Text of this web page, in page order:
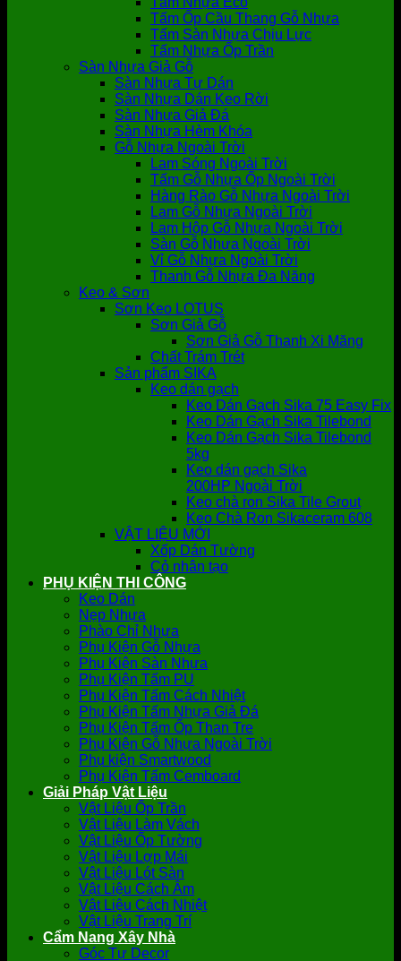
Tấm Ốp Cầu Thang Gỗ Nhựa
Tấm Sàn Nhựa Chịu Lực
Tấm Nhựa Ốp Trần
Sàn Nhựa Giả Gỗ
Sàn Nhựa Tự Dán
Sàn Nhựa Dán Keo Rời
Sàn Nhựa Giả Đá
Sàn Nhựa Hèm Khóa
Gỗ Nhựa Ngoài Trời
Lam Sóng Ngoài Trời
Tấm Gỗ Nhựa Ốp Ngoài Trời
Hàng Rào Gỗ Nhựa Ngoài Trời
Lam Gỗ Nhựa Ngoài Trời
Lam Hộp Gỗ Nhựa Ngoài Trời
Sàn Gỗ Nhựa Ngoài Trời
Vỉ Gỗ Nhựa Ngoài Trời
Thanh Gỗ Nhựa Đa Năng
Keo & Sơn
Sơn Keo LOTUS
Sơn Giả Gỗ
Sơn Giả Gỗ Thanh Xi Măng
Chất Trám Trét
Sản phẩm SIKA
Keo dán gạch
Keo Dán Gạch Sika 75 Easy Fix
Keo Dán Gạch Sika Tilebond
Keo Dán Gạch Sika Tilebond
5kg
Keo dán gạch Sika
200HP Ngoài Trời
Keo chà ron Sika Tile Grout
Keo Chà Ron Sikaceram 608
VẬT LIỆU MỚI
Xốp Dán Tường
Cỏ nhân tạo
PHỤ KIỆN THI CÔNG
Keo Dán
Nẹp Nhựa
Phào Chỉ Nhựa
Phụ Kiện Gỗ Nhựa
Phụ Kiện Sàn Nhựa
Phụ Kiện Tấm PU
Phụ Kiện Tấm Cách Nhiệt
Phụ Kiện Tấm Nhựa Giả Đá
Phụ Kiện Tấm Ốp Than Tre
Phụ Kiện Gỗ Nhựa Ngoài Trời
Phụ kiện Smartwood
Phụ Kiện Tấm Cemboard
Giải Pháp Vật Liệu
Vật Liệu Ốp Trần
Vật Liệu Làm Vách
Vật Liệu Ốp Tường
Vật Liệu Lợp Mái
Vật Liệu Lót Sàn
Vật Liệu Cách Âm
Vật Liệu Cách Nhiệt
Vật Liệu Trang Trí
Cẩm Nang Xây Nhà
Góc Tự Decor